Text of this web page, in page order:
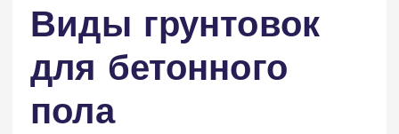
Виды грунтовок
для бетонного
пола